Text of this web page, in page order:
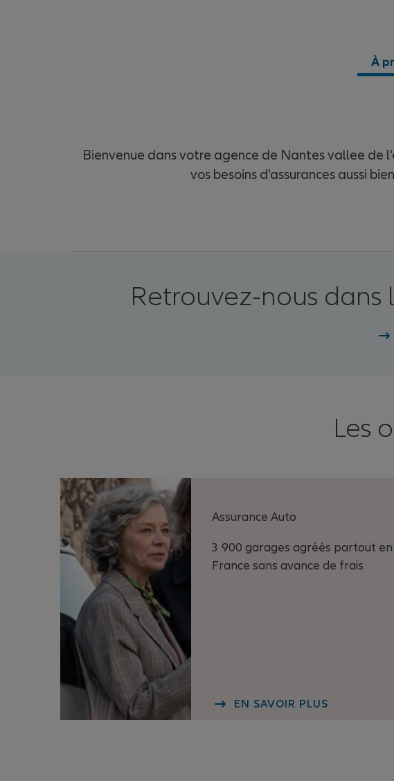
À
Bienvenue dans votre agence de Nantes vallee de
vos besoins d'assurances aussi
Retrouvez-nous
Les
Assurance Auto
3 900 garages agréés partout en
France sans avance de frais
EN SAVOIR PLUS